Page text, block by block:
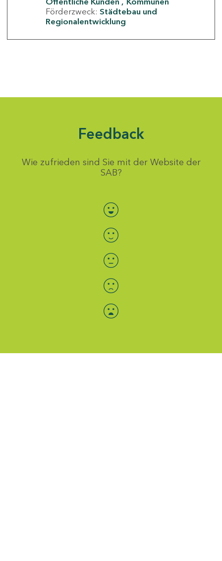
Förderzweck: Städtebau und
Regionalentwicklung
Feedback
Wie zufrieden sind Sie mit der Website der
SAB?
Bewertung auswählen